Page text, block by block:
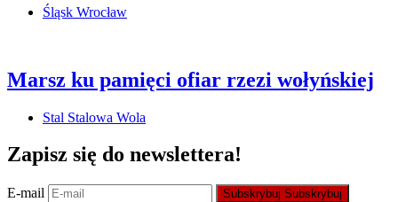
Śląsk Wrocław
Marsz ku pamięci ofiar rzezi wołyńskiej
Stal Stalowa Wola
Zapisz się do newslettera!
E-mail Subskrybuj Subskrybuj